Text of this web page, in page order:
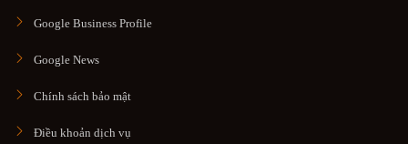
Google Business Profile
Google News
Chính sách bảo mật
Điều khoản dịch vụ